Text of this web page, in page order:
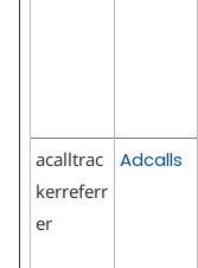
acalltrac
kerreferr
er
Adcalls